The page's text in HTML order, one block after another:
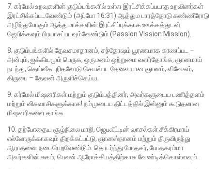
7. கர்மேல் உறவுகளின் குடும்பங்களில் உள்ள இரட்சிக்கப்படாத உறவினர்கள்
இரட்சிக்கப்படவேண்டும் (அப்போ 16:31) ஆத்தும பாரத்தோடு கண்ணீரோடு
அழிந்துபோகும் ஆத்துமாக்களின் இரட்சிப்புக்காக ஊக்கத்துடன்
ஜெபிக்கவும் பிரயாசப்படவும்வேண்டும் (Passion Vission Mission).
8. குடும்பங்களில் தேவசமாதானம், சந்தோஷம் பூரணமாக காணப்பட –
அன்பும், ஐக்கியமும் பெருக, ஒருமனம் ஒற்றுமை வளர்தோங்க, ஞானமாய்
நடந்து, தெய்வீக புரிதலோடு செயல்பட தேவையான ஞானம், விவேகம்,
கிருபை – தேவன் அருளிச்செய்ய.
9. கர்மேல் மிஷனரிகள் மற்றும் குடும்பத்தினர், அவர்களுடைய பணித்தளம்
மற்றும் விசுவாசிகளுக்காக! நம்முடைய திட்டத்தில் இன்னும் கூடுதலான
மிஷனரிகளை தாங்க.
10. தற்போதைய சூழ்நிலை மாறி, ஜெபவீட்டின் வாசல்கள் சீக்கிரமாய்
எல்லோருக்காகவும் திறக்கப்பட்டு, ஞானஸ்நானம் மற்றும் திருவிருந்து
ஆராதனை நடைபெறவேண்டும். தொடர்ந்து போதகர், போதகரம்மா
அவர்களின் சுகம், பெலன் ஆரோக்கியத்திற்காக வேண்டிக்கொள்ளவும்.